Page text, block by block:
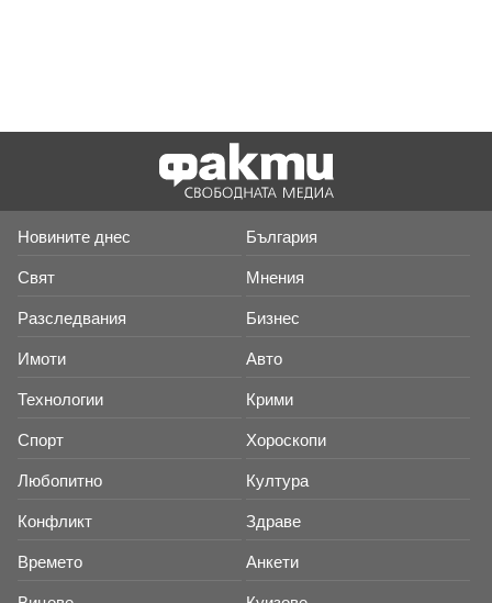
Новините днес България
Свят Мнения
Разследвания Бизнес
Имоти Авто
Технологии Крими
Спорт Хороскопи
Любопитно Култура
Конфликт Здраве
Времето Анкети